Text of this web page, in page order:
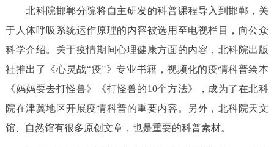
DEUTSCH FRANÇAIS РУССКИЙ ЯЗЫК
ITALIANO
北科院邯郸分院将自主研发的科普课程导入到邯郸，关
于人体呼吸系统运作原理的内容被选用至电视栏目，向公众
科学介绍。关于疫情期间心理健康方面的内容，北科院出版
社推出了《心灵战“疫”》专业书籍，视频化的疫情科普绘本
《妈妈要去打怪兽》《打怪兽的10个方法》，成为了在北科
院在津冀地区开展疫情科普的重要内容。另外，北科院天文
馆、自然馆有很多原创文章，也是重要的科普素材。